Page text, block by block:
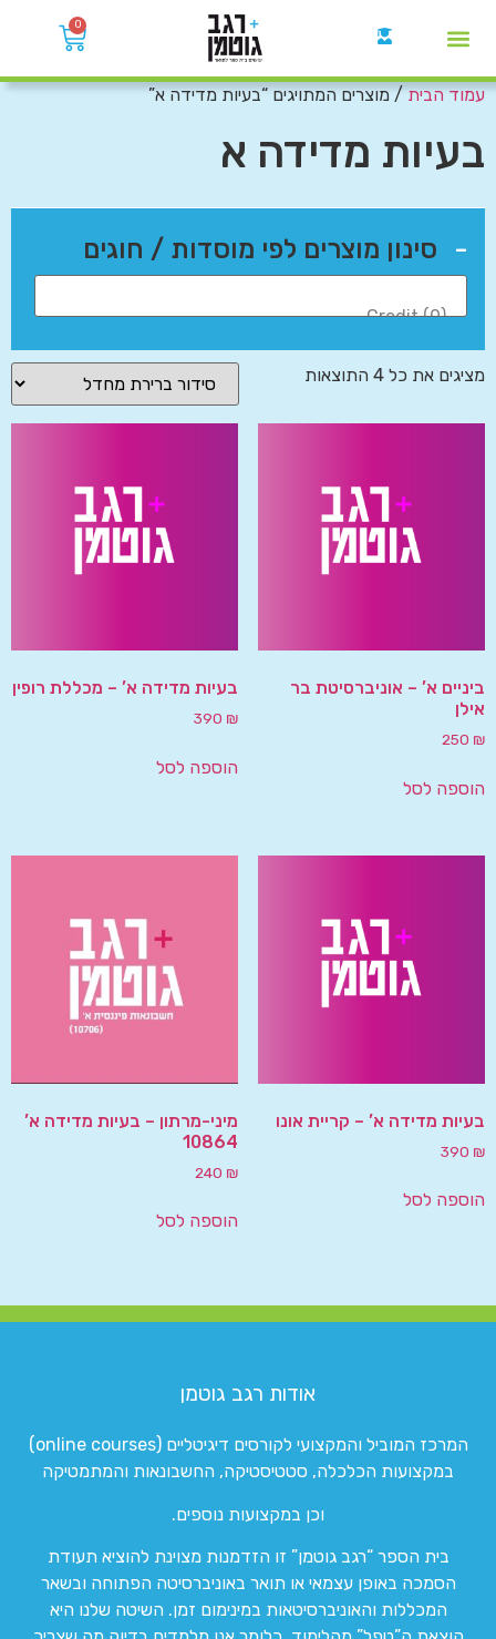
0
עמוד הבית/ מוצרים המתויגים “בעיות מדידה א”
בעיות מדידה א
סינון מוצרים לפי מוסדות / חוגים -
מציגים את כל ⁦4⁩ התוצאות
ביניים א’ – אוניברסיטת בר
אילן
250 ₪
הוספה לסל
בעיות מדידה א’ – מכללת רופין
390 ₪
הוספה לסל
בעיות מדידה א’ – קריית אונו
390 ₪
הוספה לסל
מיני-מרתון – בעיות מדידה א’
10864
240 ₪
הוספה לסל
אודות רגב גוטמן
המרכז המוביל והמקצועי לקורסים דיגיטליים (online courses)
במקצועות הכלכלה, סטטיסטיקה, החשבונאות והמתמטיקה
וכן במקצועות נוספים.
בית הספר “רגב גוטמן” זו הזדמנות מצוינת להוציא תעודת
הסמכה באופן עצמאי או תואר באוניברסיטה הפתוחה ובשאר
המכללות והאוניברסיטאות במינימום זמן. השיטה שלנו היא